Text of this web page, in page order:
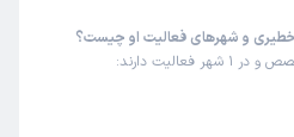
و شهرهای فعالیت او چیست؟